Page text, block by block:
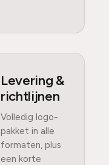
Levering &
richtlijnen
Volledig logo-
pakket in alle
formaten, plus
een korte